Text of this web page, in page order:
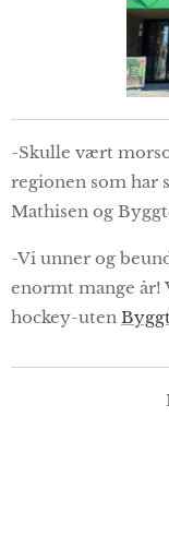
-Skulle vært
regionen som har
Mathisen og
-Vi unner og
enormt mange år!
hockey-uten